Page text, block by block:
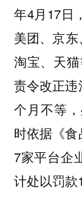
年4月17日
美团、京东
淘宝、天
责令改正
个月不等
时依据《
7家平台企
计处以罚款